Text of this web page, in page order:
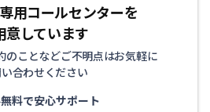
用コールセンターを
意しています
のことなどご不明点はお気軽に
合わせください
料で安心サポート